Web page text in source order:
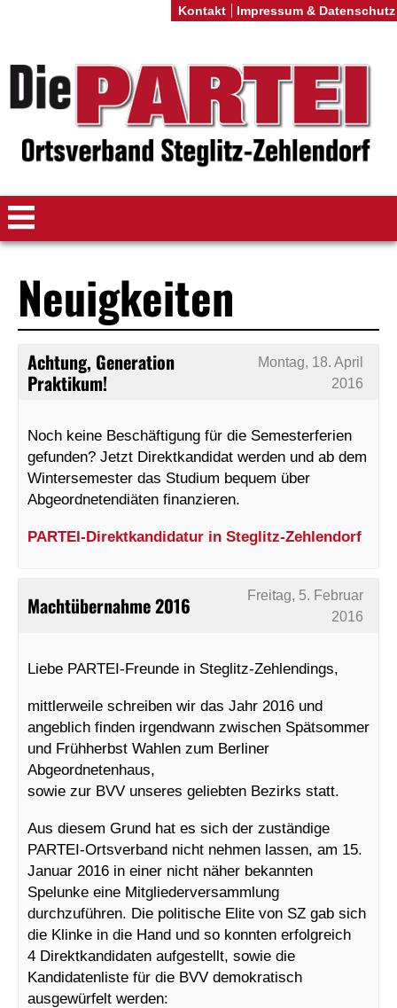
Neuigkeiten
Achtung, Generation
Praktikum!
Montag, 18. April
2016
Noch keine Beschäftigung für die Semesterferien
gefunden? Jetzt Direktkandidat werden und ab dem
Wintersemester das Studium bequem über
Abgeordnetendiäten finanzieren.
PARTEI-Direktkandidatur in Steglitz-Zehlendorf
Machtübernahme 2016
Freitag, 5. Februar
2016
Liebe PARTEI-Freunde in Steglitz-Zehlendings,
mittlerweile schreiben wir das Jahr 2016 und
angeblich finden irgendwann zwischen Spätsommer
und Frühherbst Wahlen zum Berliner
Abgeordnetenhaus,
sowie zur BVV unseres geliebten Bezirks statt.
Aus diesem Grund hat es sich der zuständige
PARTEI-Ortsverband nicht nehmen lassen, am 15.
Januar 2016 in einer nicht näher bekannten
Spelunke eine Mitgliederversammlung
durchzuführen. Die politische Elite von SZ gab sich
die Klinke in die Hand und so konnten erfolgreich
4 Direktkandidaten aufgestellt, sowie die
Kandidatenliste für die BVV demokratisch
ausgewürfelt werden:
Kontakt Impressum & Datenschutz